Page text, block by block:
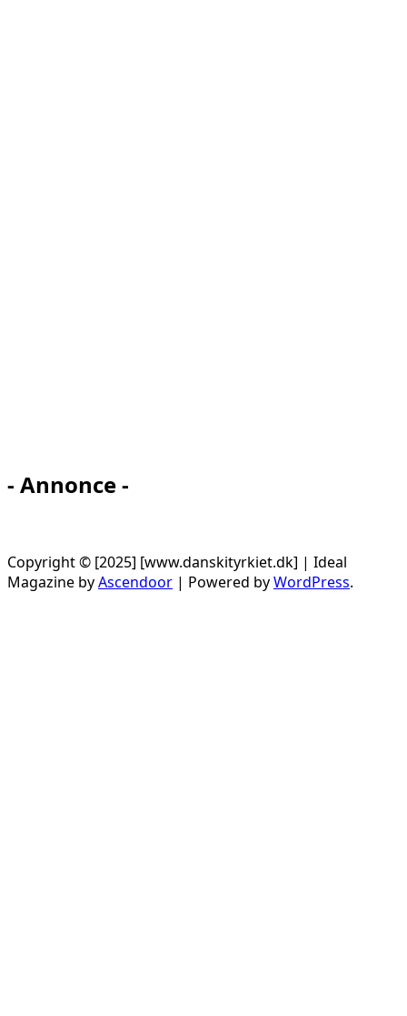
- Annonce -
Copyright © [2025] [www.danskityrkiet.dk] | Ideal
Magazine byAscendoor | Powered byWordPress.